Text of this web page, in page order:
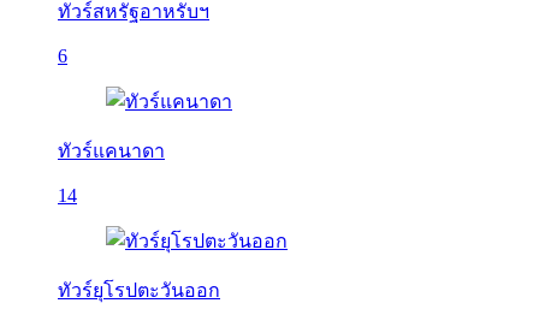
ทัวร์สหรัฐอาหรับฯ
6
ทัวร์แคนาดา
14
ทัวร์ยุโรปตะวันออก